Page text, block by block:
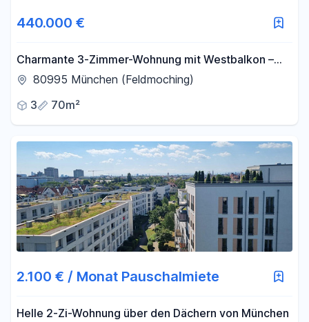
440.000 €
Charmante 3-Zimmer-Wohnung mit Westbalkon –
gepflegt, hell und gut geschnitten
80995 München (Feldmoching)
3
70m²
2.100 € / Monat Pauschalmiete
Helle 2-Zi-Wohnung über den Dächern von München